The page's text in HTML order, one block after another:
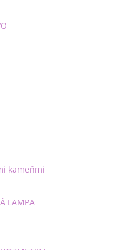
kameňmi
LAMPA